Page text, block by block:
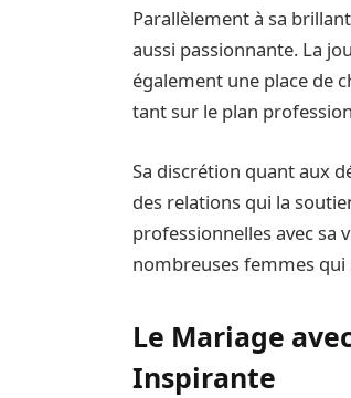
Parallèlement à sa
aussi passionnante. La
également une place de
tant sur le plan
Sa discrétion quant aux
des relations qui la
professionnelles avec sa
nombreuses femmes qui
Le Mariage
Inspirante